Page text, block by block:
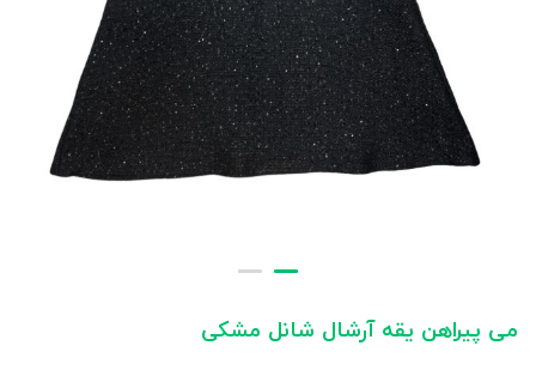
می پیراهن یقه آرشال شانل مشکی